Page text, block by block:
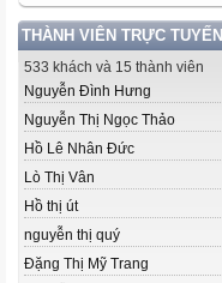
THÀNH VIÊN TRỰC TUYẾN
533 khách và 15 thành viên
Nguyễn Đình Hưng
Nguyễn Thị Ngọc Thảo
Hồ Lê Nhân Đức
Lò Thị Vân
Hồ thị út
nguyễn thị quý
Đặng Thị Mỹ Trang